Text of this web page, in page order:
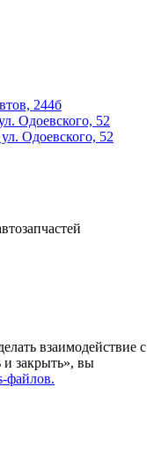
244б
Одоевского, 52
Одоевского, 52
взаимодействие с
закрыть», вы
файлов.